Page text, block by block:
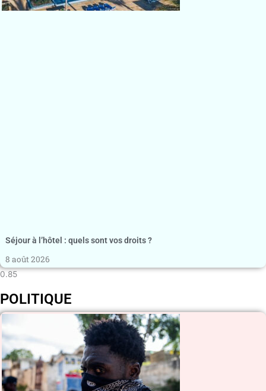
Séjour à l’hôtel : quels sont vos droits ?
8 août 2026
POLITIQUE